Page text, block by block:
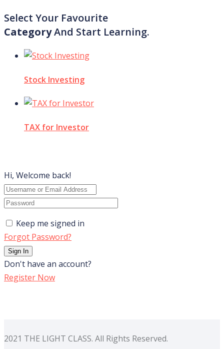
Select Your Favourite
CategoryAnd Start Learning.
Stock Investing
TAX for Investor
Hi, Welcome back!
Keep me signed in
Forgot Password?
Sign In
Don't have an account?
Register Now
2021 THE LIGHT CLASS. All Rights Reserved.